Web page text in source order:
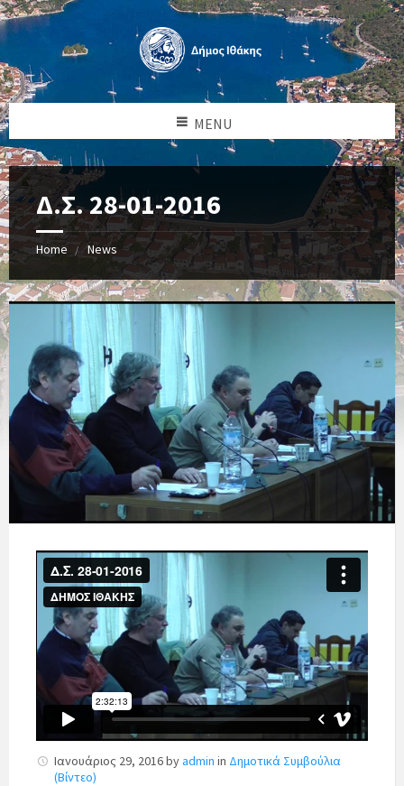
MENU
Δ.Σ. 28-01-2016
Home News
Ιανουάριος 29, 2016byadmin in Δημοτικά Συμβούλια
(Βίντεο)